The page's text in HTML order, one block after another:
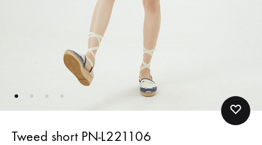
Tweed short PN-L221106